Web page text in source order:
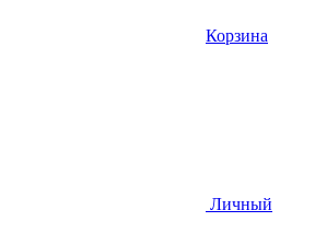
Корзина
Личный